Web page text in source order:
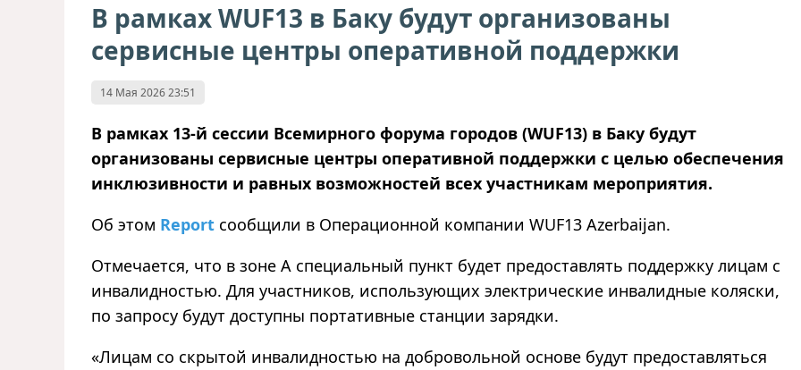
В рамках WUF13 в Баку будут организованы
сервисные центры оперативной поддержки
14 Мая 2026 23:51
В рамках 13-й сессии Всемирного форума городов (WUF13) в Баку будут
организованы сервисные центры оперативной поддержки с целью обеспечения
инклюзивности и равных возможностей всех участникам мероприятия.
Об этом Report сообщили в Операционной компании WUF13 Azerbaijan.
Отмечается, что в зоне A специальный пункт будет предоставлять поддержку лицам с
инвалидностью. Для участников, использующих электрические инвалидные коляски,
по запросу будут доступны портативные станции зарядки.
«Лицам со скрытой инвалидностью на добровольной основе будут предоставляться